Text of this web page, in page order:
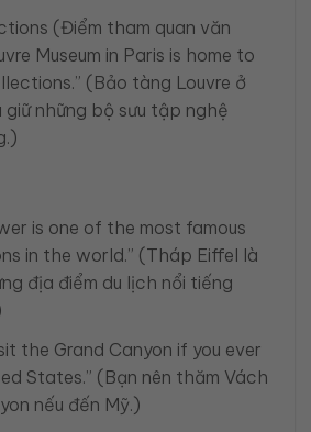
(Điểm tham quan văn
Museum in Paris is home to
(Bảo tàng Louvre ở
giữ những bộ sưu tập nghệ
is one of the most famous
in the world.” (Tháp Eiffel là
địa điểm du lịch nổi tiếng
the Grand Canyon if you ever
States.” (Bạn nên thăm Vách
nếu đến Mỹ.)